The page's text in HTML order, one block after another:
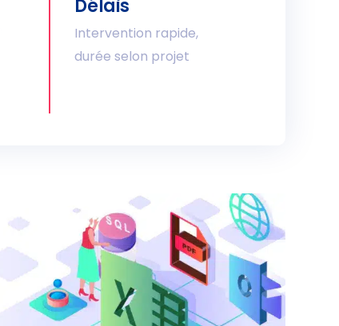
Délais
Intervention rapide,
durée selon projet